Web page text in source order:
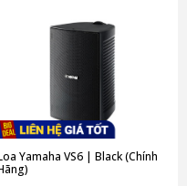
Yamaha VS6 | Black (Chính